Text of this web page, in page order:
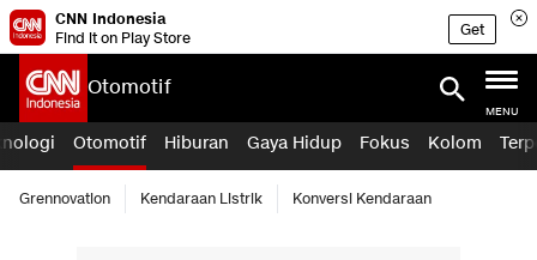
CNN Indonesia
Find it on Play Store
Get
Otomotif
MENU
Otomotif Hiburan Gaya Hidup Fokus Kolom
Grennovation Kendaraan Listrik Konversi Kendaraan